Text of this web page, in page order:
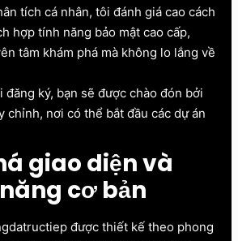
tích cá nhân, tôi đánh giá cao cách
hợp tính năng bảo mật cao cấp,
tâm khám phá mà không lo lắng về
đăng ký, bạn sẽ được chào đón bởi
chỉnh, nơi có thể bắt đầu các dự án
giao diện và
cơ bản
được thiết kế theo phong